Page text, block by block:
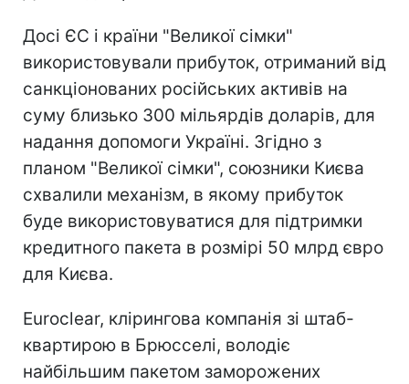
Досі ЄС і країни "Великої сімки"
використовували прибуток, отриманий від
санкціонованих російських активів на
суму близько 300 мільярдів доларів, для
надання допомоги Україні. Згідно з
планом "Великої сімки", союзники Києва
схвалили механізм, в якому прибуток
буде використовуватися для підтримки
кредитного пакета в розмірі 50 млрд євро
для Києва.
Euroclear, клірингова компанія зі штаб-
квартирою в Брюсселі, володіє
найбільшим пакетом заморожених